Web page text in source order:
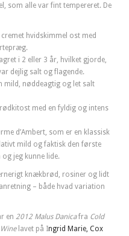
som alle var fint tempereret. De
hvidskimmel ost med
i 2 eller 3 år, hvilket gjorde,
dejlig salt og flagende.
mild, nøddeagtig og let salt
med en fyldig og intens
d’Ambert, som er en klassisk
mild og faktisk den første
jeg kunne lide.
knækbrød, rosiner og lidt
– både hvad variation
en 2012 Malus Danicafra Cold
lavet på Ingrid Marie, Cox